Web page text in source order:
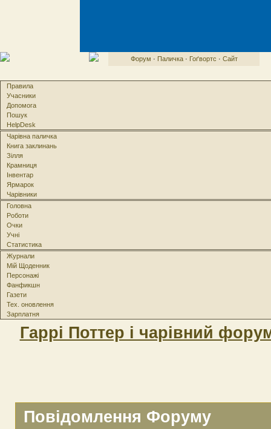
Форум · Паличка· Гоґвортс · Сайт
Правила
Учасники
Допомога
Пошук
HelpDesk
Чарівна паличка
Книга заклинань
Зілля
Крамниця
Інвентар
Ярмарок
Чарівники
Головна
Роботи
Очки
Учні
Статистика
Журнали
Мій Щоденник
Персонажі
Фанфикшн
Газети
Тех. оновлення
Зарплатня
Гаррі Поттер і чарівний
Повідомлення Форуму